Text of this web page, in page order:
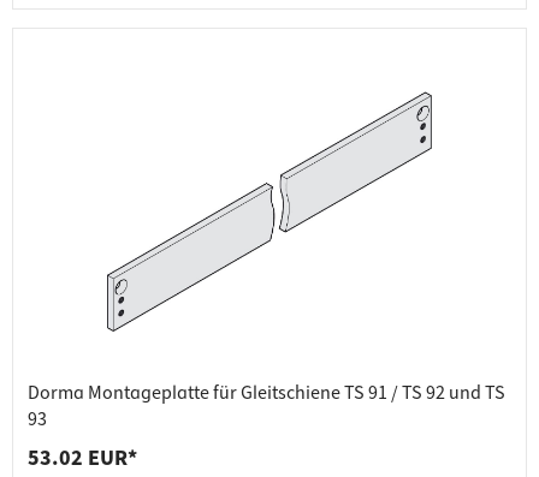
Dorma Montageplatte für Gleitschiene TS 91 / TS 92 und TS
93
53.02 EUR*